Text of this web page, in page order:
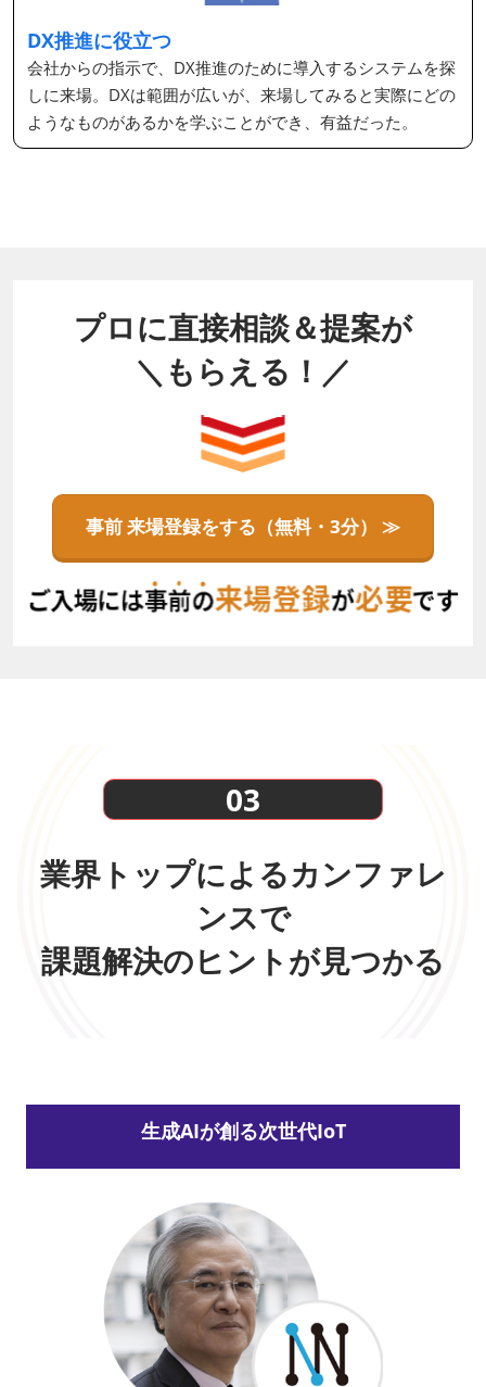
DX推進に役立つ
会社からの指示で、DX推進のために導入するシステムを探
しに来場。DXは範囲が広いが、来場してみると実際にどの
ようなものがあるかを学ぶことができ、有益だった。
プロに直接相談＆提案が
＼もらえる！／
事前 来場登録をする（無料・3分） ≫
03
業界トップによるカンファレ
ンスで
課題解決のヒントが見つかる
生成AIが創る次世代IoT